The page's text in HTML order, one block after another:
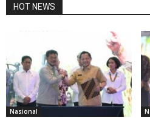
HOT NEWS
Nasional